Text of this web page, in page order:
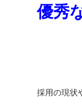
優秀
採用の現状